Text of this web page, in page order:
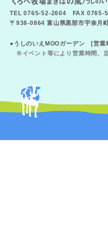
TEL 0765-52-2604 FAX 0765-
〒938-0864 富山県黒部市宇奈月
●うしのいえMOOガーデン [営
※イベント等により営業時間、